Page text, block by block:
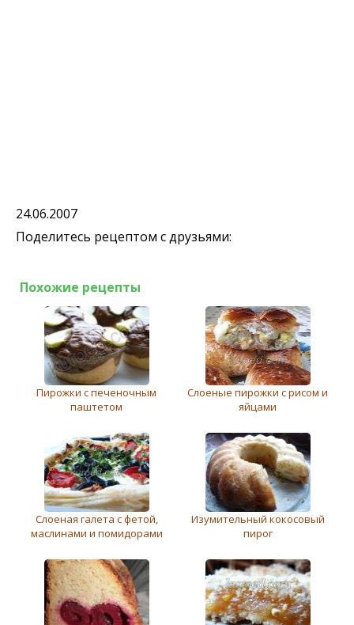
24.06.2007
Поделитесь рецептом с друзьями:
Похожие рецепты
Пирожки с печеночным
паштетом
Слоеные пирожки с рисом и
яйцами
Слоеная галета с фетой,
маслинами и помидорами
Изумительный кокосовый
пирог